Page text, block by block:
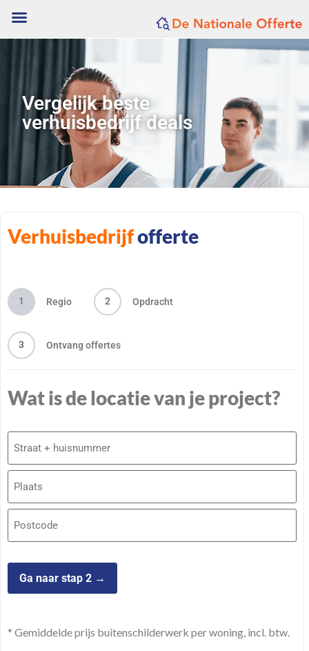
Vergelijk beste
verhuisbedrijf deals
Verhuisbedrijfofferte
1 Regio 2 Opdracht
3 Ontvang offertes
Wat is de locatie van je project?
Adres
* Gemiddelde prijs buitenschilderwerk per woning, incl. btw.